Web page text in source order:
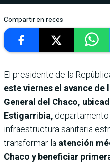
Compartir en redes
El presidente de la
este viernes el avance de
General del Chaco,
Estigarribia, departamento
infraestructura sanitaria
transformar la atención
Chaco y beneficiar